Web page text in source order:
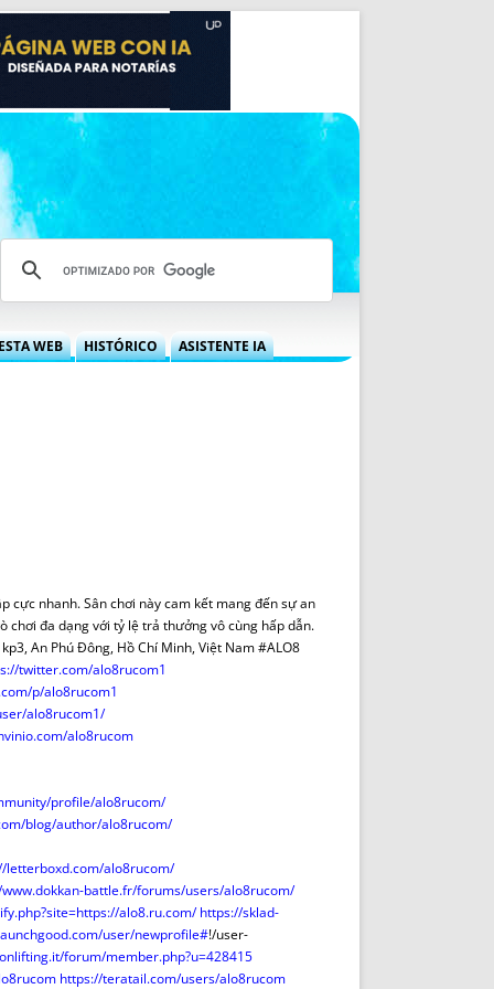
WEB
REPORTAR INCIDENCIA
LOGOTIPO
SONRISA
CANALES DE VÍDEO
HISTÓRICO ASISTENTE IA
cực nhanh. Sân chơi này cam kết mang đến sự an
đa dạng với tỷ lệ trả thưởng vô cùng hấp dẫn.
An Phú Đông, Hồ Chí Minh, Việt Nam #ALO8
twitter.com/alo8rucom1
p/alo8rucom1
alo8rucom1/
alo8rucom
profile/alo8rucom/
blog/author/alo8rucom/
letterboxd.com/alo8rucom/
battle.fr/forums/users/alo8rucom/
alo8.ru.com/ https://sklad-
user/newprofile#!/user-
forum/member.php?u=428415
https://teratail.com/users/alo8rucom